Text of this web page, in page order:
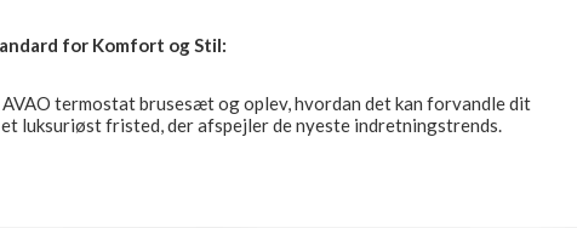
for Komfort og Stil:
termostat brusesæt og oplev, hvordan det kan forvandle dit
luksuriøst fristed, der afspejler de nyeste indretningstrends.